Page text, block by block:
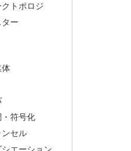
トポロジ
ー
体
符号化
ンセル